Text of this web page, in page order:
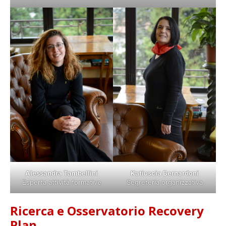
Alessandra Tambellini
Esperta attività formative
Katiuscia Bernardoni
Segreteria organizzativa
Ricerca e Osservatorio Recovery